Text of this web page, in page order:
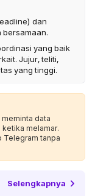
dan
yang baik
Jujur, teliti,
yang tinggi.
data
melamar.
Telegram tanpa
Selengkapnya